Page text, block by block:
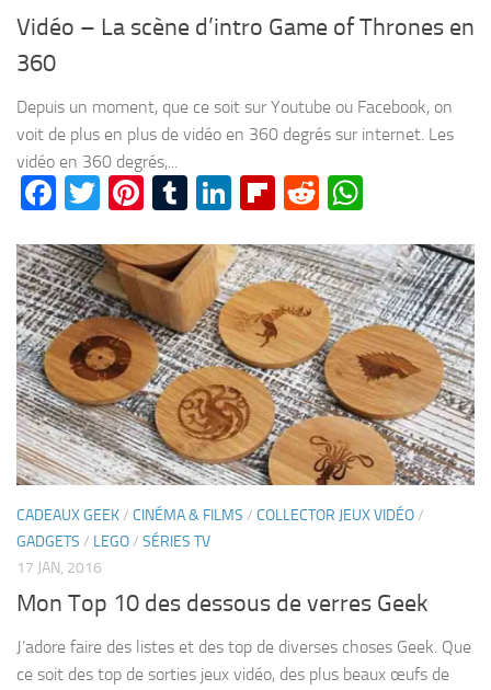
Vidéo – La scène d’intro Game of Thrones en
360
Depuis un moment, que ce soit sur Youtube ou Facebook, on
voit de plus en plus de vidéo en 360 degrés sur internet. Les
vidéo en 360 degrés,...
Facebook
Twitter
Pinterest
Tumblr
LinkedIn
Flipboard
Reddit
CADEAUX GEEK/ CINÉMA & FILMS / COLLECTOR JEUX VIDÉO/
GADGETS / LEGO/ SÉRIES TV
17 JAN, 2016
Mon Top 10 des dessous de verres Geek
J’adore faire des listes et des top de diverses choses Geek. Que
ce soit des top de sorties jeux vidéo, des plus beaux œufs de